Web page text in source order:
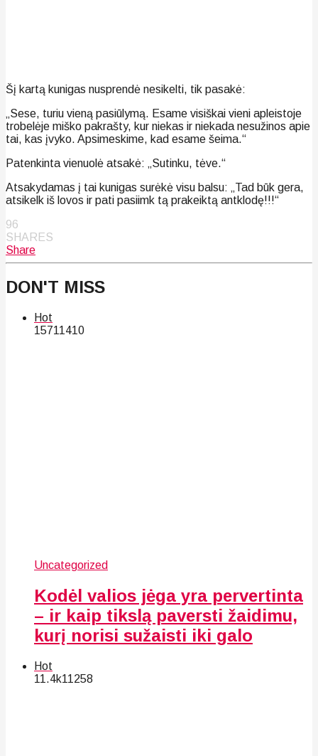
Šį kartą kunigas nusprendė nesikelti, tik pasakė:
„Sese, turiu vieną pasiūlymą. Esame visiškai vieni apleistoje
trobelėje miško pakrašty, kur niekas ir niekada nesužinos apie
tai, kas įvyko. Apsimeskime, kad esame šeima.“
Patenkinta vienuolė atsakė: „Sutinku, tėve.“
Atsakydamas į tai kunigas surėkė visu balsu: „Tad būk gera,
atsikelk iš lovos ir pati pasiimk tą prakeiktą antklodę!!!“
96
SHARES
Share
DON'T MISS
Hot
15711410
Uncategorized
Kodėl valios jėga yra pervertinta
– ir kaip tikslą paversti žaidimu,
kurį norisi sužaisti iki galo
Hot
11.4k11258